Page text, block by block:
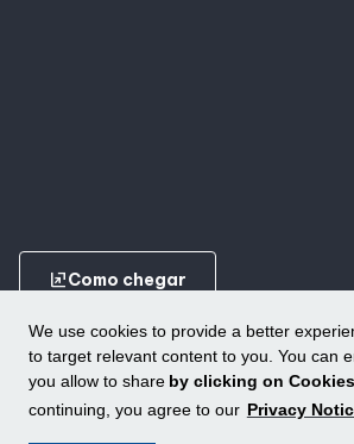
We use cookies to provide a better
to target relevant content to you. You can
you allow to share by clicking on
continuing, you agree to our Privacy
ungroupComo chegar